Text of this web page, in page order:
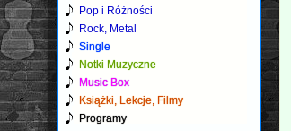
Pop i Różności
Rock, Metal
Single
Notki Muzyczne
Music Box
Książki, Lekcje, Filmy
Programy